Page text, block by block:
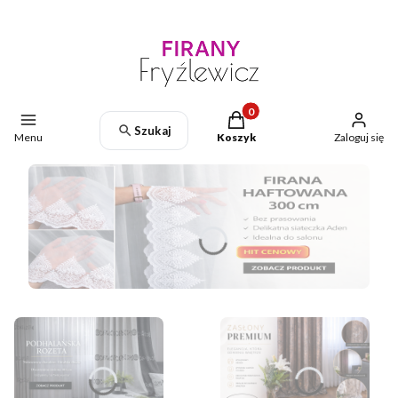
Menu Szukaj
Produkty w koszyku: 0.
Koszyk Zaloguj się